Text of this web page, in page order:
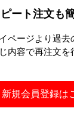
ット
ピート注文も
ページより過去
内容で再注文を
新規会員登録は